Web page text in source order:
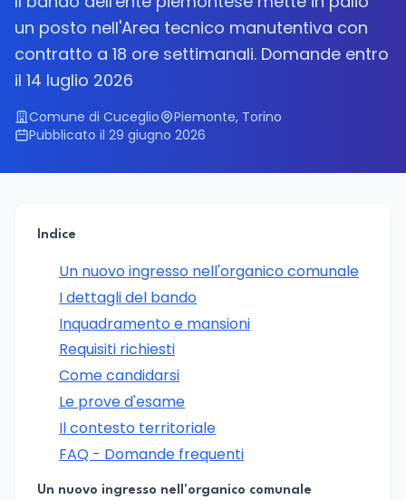
un posto nell'Area tecnico manutentiva con
contratto a 18 ore settimanali. Domande entro
il 14 luglio 2026
Comune di Cuceglio
Piemonte, Torino
Pubblicato il 29 giugno 2026
Indice
Un nuovo ingresso nell'organico comunale
I dettagli del bando
Inquadramento e mansioni
Requisiti richiesti
Come candidarsi
Le prove d'esame
Il contesto territoriale
FAQ - Domande frequenti
Un nuovo ingresso nell'organico comunale